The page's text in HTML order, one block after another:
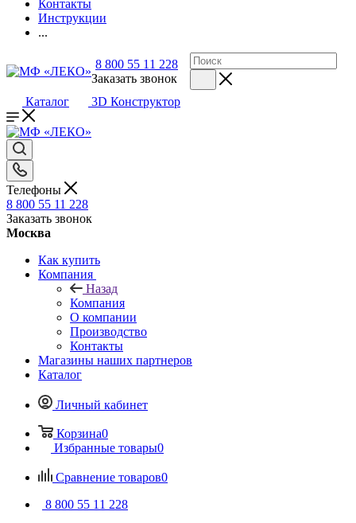
Контакты
Инструкции
...
8 800 55 11 228
Заказать звонок
Каталог
3D Конструктор
Телефоны
8 800 55 11 228
Заказать звонок
Москва
Как купить
Компания
Назад
Компания
О компании
Производство
Контакты
Магазины наших партнеров
Каталог
Личный кабинет
Корзина0
Избранные товары0
Сравнение товаров0
8 800 55 11 228